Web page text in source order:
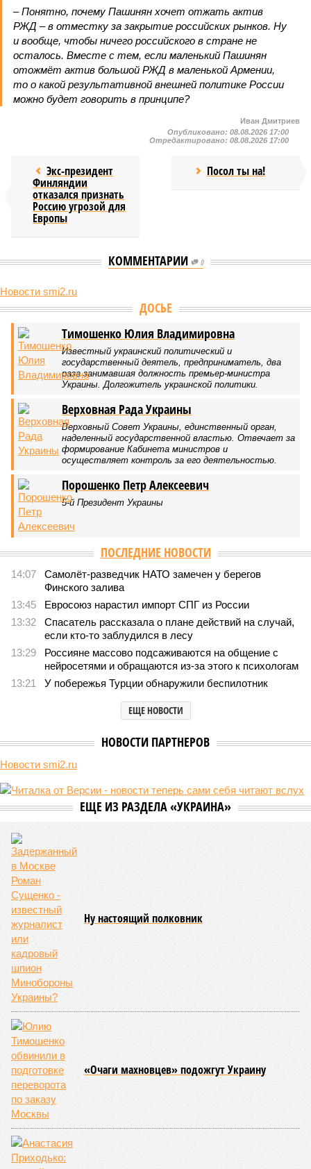
– Понятно, почему Пашинян хочет отжать актив
РЖД – в отместку за закрытие российских рынков. Ну
и вообще, чтобы ничего российского в стране не
осталось. Вместе с тем, если маленький Пашинян
отожмёт актив большой РЖД в маленькой Армении,
то о какой результативной внешней политике России
можно будет говорить в принципе?
Иван Дмитриев
Опубликовано: 08.08.2026 17:00
Отредактировано: 08.08.2026 17:00
Экс-президент
Финляндии
отказался признать
Россию угрозой для
Европы
Посол ты на!
КОММЕНТАРИИ 0
Новости smi2.ru
ДОСЬЕ
Тимошенко Юлия Владимировна
Известный украинский политический и
государственный деятель, предприниматель, два
раза занимавшая должность премьер-министра
Украины. Долгожитель украинской политики.
Верховная Рада Украины
Верховный Совет Украины, единственный орган,
наделенный государственной властью. Отвечает за
формирование Кабинета министров и
осуществляет контроль за его деятельностью.
Порошенко Петр Алексеевич
5-й Президент Украины
ПОСЛЕДНИЕ НОВОСТИ
14:07
Самолёт-разведчик НАТО замечен у берегов
Финского залива
13:45
Евросоюз нарастил импорт СПГ из России
13:32
Спасатель рассказала о плане действий на случай,
если кто-то заблудился в лесу
13:29
Россияне массово подсаживаются на общение с
нейросетями и обращаются из-за этого к психологам
13:21
У побережья Турции обнаружили беспилотник
ЕЩЕ НОВОСТИ
НОВОСТИ ПАРТНЕРОВ
Новости smi2.ru
ЕЩЕ ИЗ РАЗДЕЛА «УКРАИНА»
Ну настоящий полковник
«Очаги махновцев» подожгут Украину